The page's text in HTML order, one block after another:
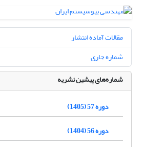
مقالات آماده انتشار
شماره جاری
شماره‌های پیشین نشریه
دوره 57 (1405)
دوره 56 (1404)